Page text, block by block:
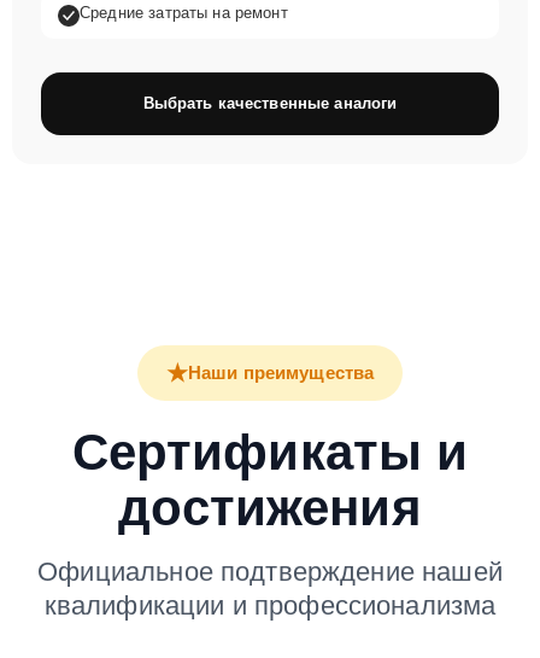
Сертификаты и
достижения
Официальное подтверждение нашей
квалификации и профессионализма